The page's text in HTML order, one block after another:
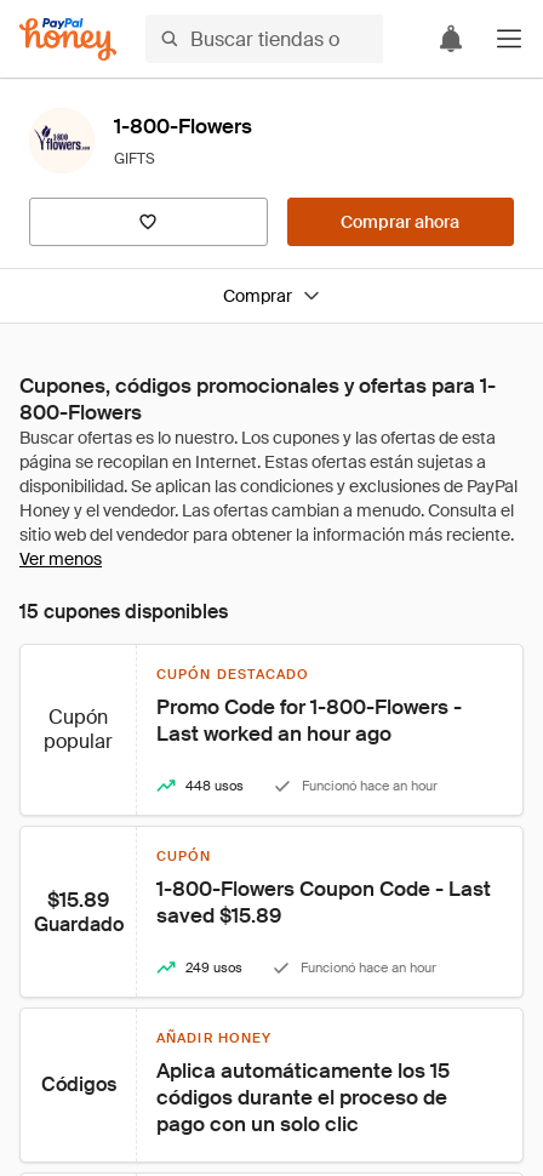
1-800-Flowers
GIFTS
Comprar ahora
Comprar
Cupones, códigos promocionales y ofertas para 1-
800-Flowers
Ver menos
15 cupones disponibles
Cupón
popular
CUPÓN DESTACADO
Promo Code for 1-800-Flowers -
Last worked an hour ago
448 usos Funcionó hace an hour
$15.89
Guardado
CUPÓN
1-800-Flowers Coupon Code - Last
saved $15.89
249 usos Funcionó hace an hour
Códigos
AÑADIR HONEY
Aplica automáticamente los 15
códigos durante el proceso de
pago con un solo clic